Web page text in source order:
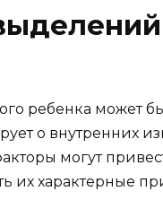
ребенка может
о внутренних
могут
их характерные